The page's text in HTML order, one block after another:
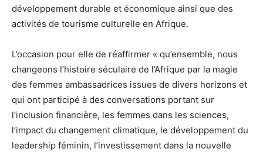
développement durable et économique ainsi que des
activités de tourisme culturelle en Afrique.
L’occasion pour elle de réaffirmer « qu’ensemble, nous
changeons l’histoire séculaire de l’Afrique par la magie
des femmes ambassadrices issues de divers horizons et
qui ont participé à des conversations portant sur
l’inclusion financière, les femmes dans les sciences,
l’impact du changement climatique, le développement du
leadership féminin, l’investissement dans la nouvelle